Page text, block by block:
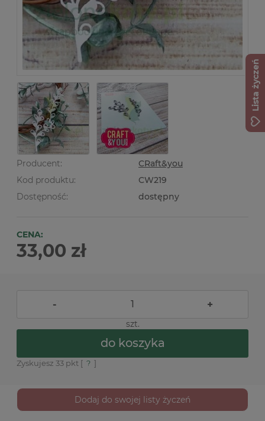
Producent:
CRaft&you
Kod produktu:
CW219
Dostępność:
dostępny
CENA:
33,00 zł
- +
szt.
do koszyka
Zyskujesz 33 pkt [ ? ]
Dodaj do swojej listy życzeń
Lista życzeń